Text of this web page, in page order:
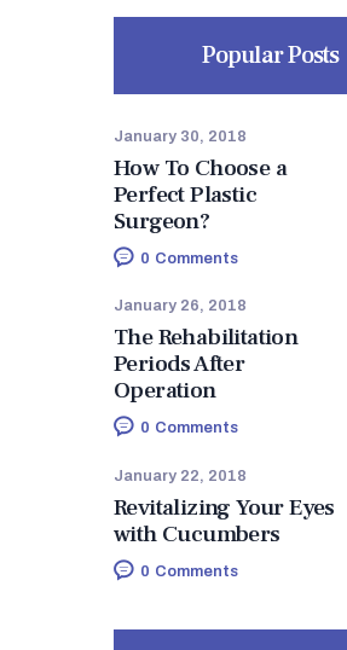
Popular Posts
How To Choose a
Perfect Plastic
Surgeon?
January 30, 2018
0 Comments
The Rehabilitation
Periods After
Operation
January 26, 2018
0 Comments
Revitalizing Your Eyes
with Cucumbers
January 22, 2018
0 Comments